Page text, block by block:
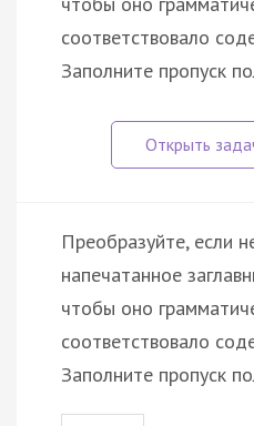
соответствовало
Заполните пропуск
Преобразуйте, если
напечатанное
чтобы оно
соответствовало
Заполните пропуск